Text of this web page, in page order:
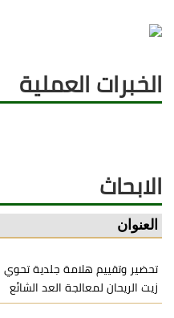
الخبرات العملية
الابحاث
العنوان
تحضير وتقييم هلامة جلدية تحوي
زيت الريحان لمعالجة العد الشائع